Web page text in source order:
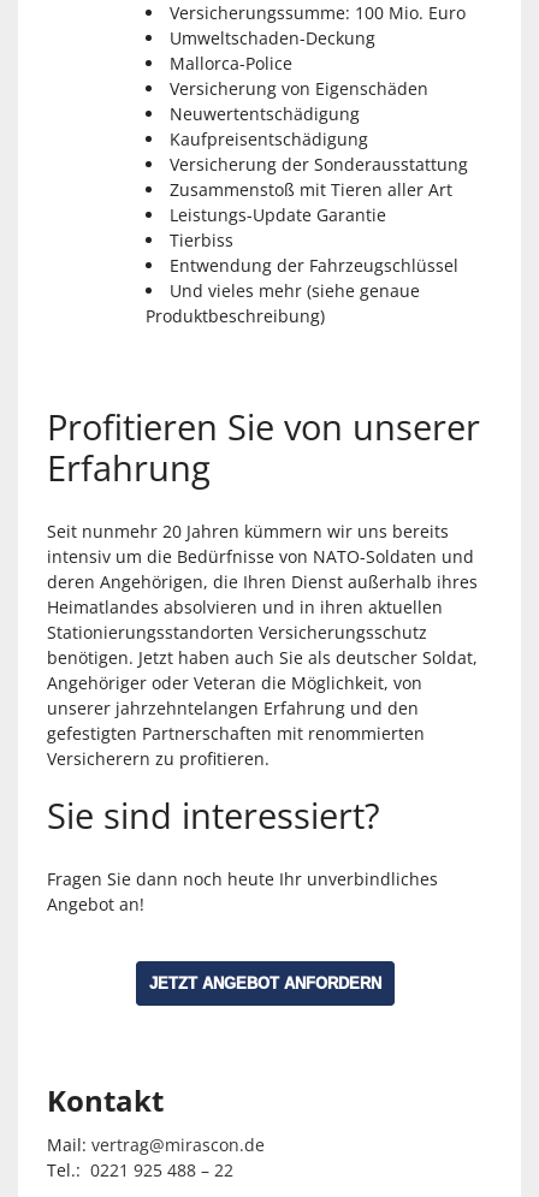
Versicherungssumme: 100 Mio. Euro
Umweltschaden-Deckung
Mallorca-Police
Versicherung von Eigenschäden
Neuwertentschädigung
Kaufpreisentschädigung
Versicherung der Sonderausstattung
Zusammenstoß mit Tieren aller Art
Leistungs-Update Garantie
Tierbiss
Entwendung der Fahrzeugschlüssel
Und vieles mehr (siehe genaue
Produktbeschreibung)
Profitieren Sie von unserer
Erfahrung
Seit nunmehr 20 Jahren kümmern wir uns bereits
intensiv um die Bedürfnisse von NATO-Soldaten und
deren Angehörigen, die Ihren Dienst außerhalb ihres
Heimatlandes absolvieren und in ihren aktuellen
Stationierungsstandorten Versicherungsschutz
benötigen. Jetzt haben auch Sie als deutscher Soldat,
Angehöriger oder Veteran die Möglichkeit, von
unserer jahrzehntelangen Erfahrung und den
gefestigten Partnerschaften mit renommierten
Versicherern zu profitieren.
Sie sind interessiert?
Fragen Sie dann noch heute Ihr unverbindliches
Angebot an!
JETZT ANGEBOT ANFORDERN
Kontakt
Mail:vertrag@mirascon.de
Tel.:0221 925 488 – 22